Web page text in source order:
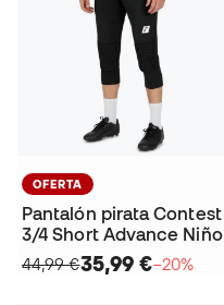
OFERTA
Pantalón pirata Contest
3/4 Short Advance Niño
44,99 €35,99 €−20%